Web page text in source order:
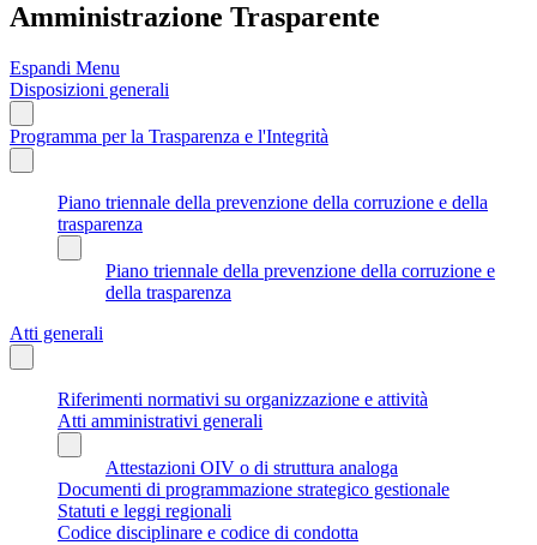
Amministrazione Trasparente
Espandi Menu
Disposizioni generali
Programma per la Trasparenza e l'Integrità
Piano triennale della prevenzione della corruzione e della
trasparenza
Piano triennale della prevenzione della corruzione e
della trasparenza
Atti generali
Riferimenti normativi su organizzazione e attività
Atti amministrativi generali
Attestazioni OIV o di struttura analoga
Documenti di programmazione strategico gestionale
Statuti e leggi regionali
Codice disciplinare e codice di condotta